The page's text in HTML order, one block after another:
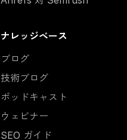
ナレッジベース
ブログ
技術ブログ
ポッドキャスト
ウェビナー
SEO ガイド